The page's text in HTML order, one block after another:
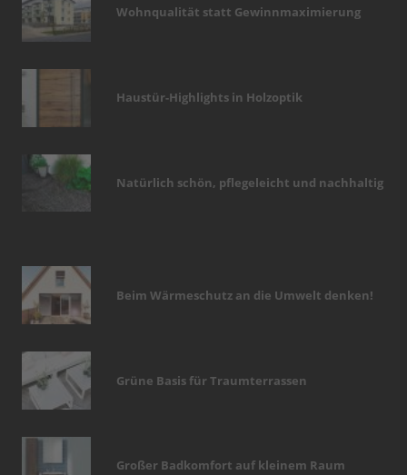
Wohnqualität statt Gewinnmaximierung
Haustür-Highlights in Holzoptik
Natürlich schön, pflegeleicht und nachhaltig
Beim Wärmeschutz an die Umwelt denken!
Grüne Basis für Traumterrassen
Großer Badkomfort auf kleinem Raum